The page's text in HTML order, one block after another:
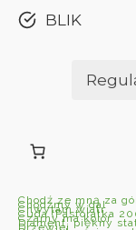
BLIK
Chodź ze mną za
Chodźmy w dal
Chwytam wiatr
Cuda (Pastorałka
Czarny ma kolor
Diament, piękny
Drzewiej